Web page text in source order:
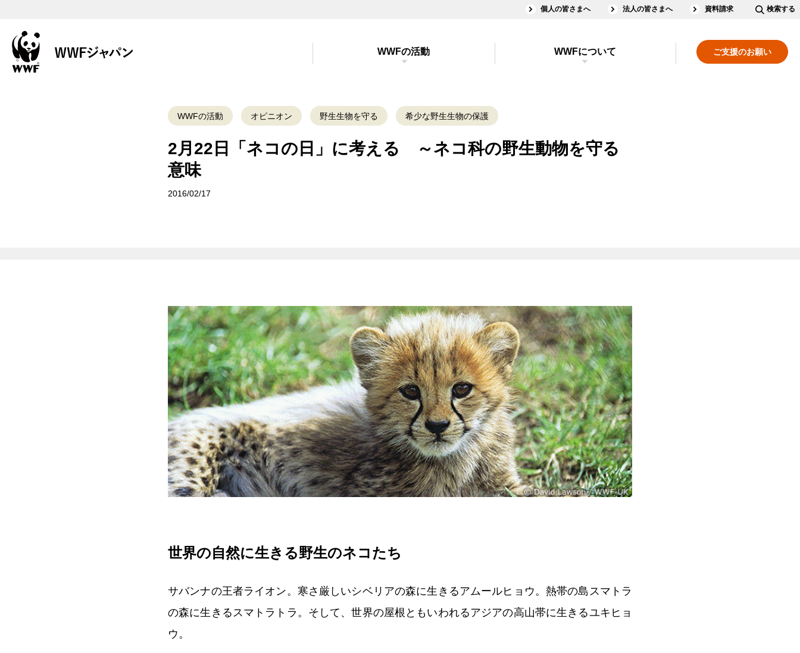
個人の皆さまへ 法人の皆さまへ 資料請求 検索する
ご支援のお願い
WWFの活動 WWFについて
WWFの活動 オピニオン 野生生物を守る 希少な野生生物の保護
2月22日「ネコの日」に考える ～ネコ科の野生動物を守る
意味
2016/02/17
世界の自然に生きる野生のネコたち
サバンナの王者ライオン。寒さ厳しいシベリアの森に生きるアムールヒョウ。熱帯の島スマトラ
の森に生きるスマトラトラ。そして、世界の屋根ともいわれるアジアの高山帯に生きるユキヒョ
ウ。